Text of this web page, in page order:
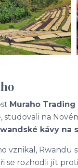
Muraho Trading
studovali na
kávy na
vznikal,
se rozhodli jít